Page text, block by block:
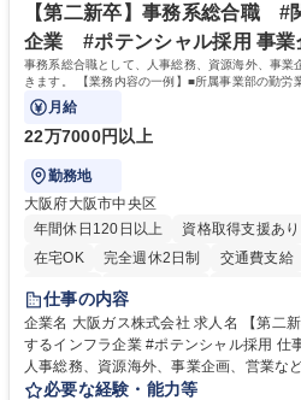
ます。 学歴・資格 学歴：大学院 大学 高専 短大 専修学校 高校 語学力：
資格：
【第二新卒】事務系総合職 #
企業 #ポテンシャル採用 事業
事務系総合職として、人事総務、資源海外、事
きます。 【業務内容の一例】■所属事業部の勤労
門の企画スタッフ、ルート営業
月給
22万7000円以上
勤務地
大阪府大阪市中央区
年間休日120日以上
資格取得支援あり
在宅OK
完全週休2日制 交通費支給
服装自由
第二新卒歓迎
仕事の内容
企業名 大阪ガス株式会社 求人名 【第二新卒】事務系総合職 #関西を代表
するインフラ企業 #ポテンシャル採用 仕事の内容 事務系総合職として、
人事総務、資源海外、事業企画、営業な
す。 【業務内容の一例】■所属事業部の
必要な経験・能力等